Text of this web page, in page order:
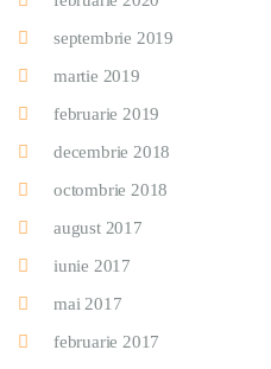
septembrie 2019
martie 2019
februarie 2019
decembrie 2018
octombrie 2018
august 2017
iunie 2017
mai 2017
februarie 2017